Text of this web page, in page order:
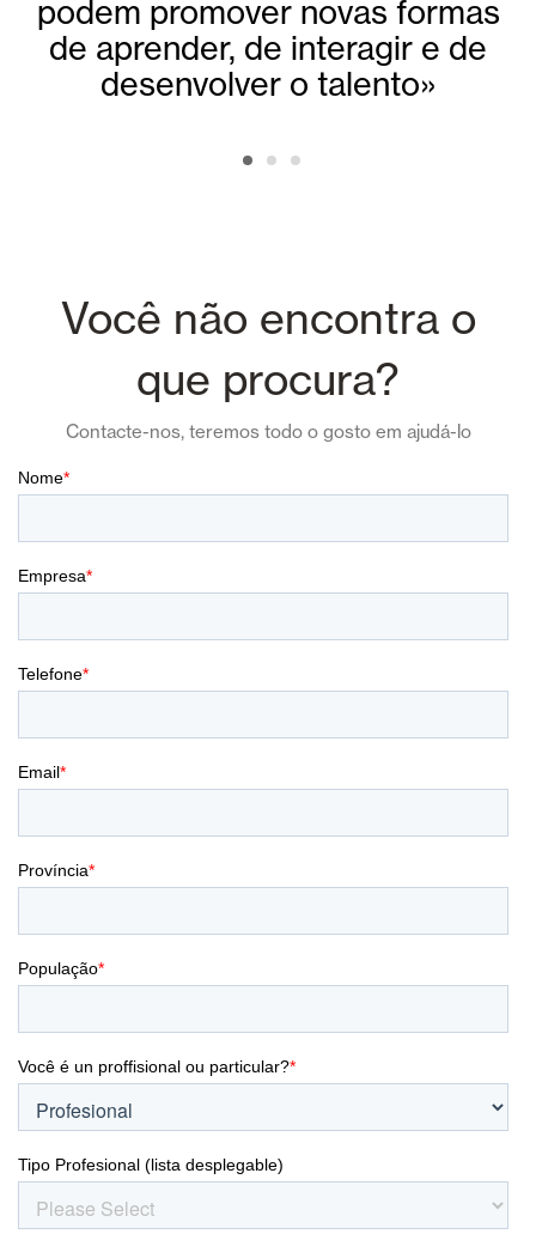
podem promover novas formas
de aprender, de interagir e de
desenvolver o talento»
Você não encontra o
que procura?
Contacte-nos, teremos todo o gosto em ajudá-lo